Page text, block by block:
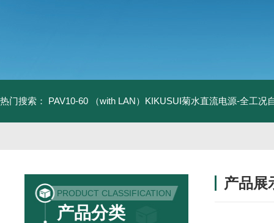
热门搜索： PAV10-60 （with LAN）KIKUSUI菊水直流电源-全工况
PRODUCT CLASSIFICATION
产品分类
产品展